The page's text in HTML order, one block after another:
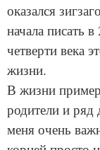
оказался
начала писать
четверти века
жизни.
В жизни
родители и
меня очень